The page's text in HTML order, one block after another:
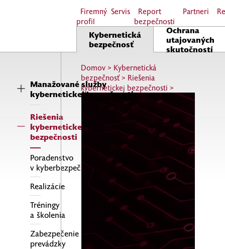
Firemný
profil
Servis
Report
bezpečnosti
Partneri
Kybernetická
bezpečnosť
Ochrana
utajovaných
skutočností
Domov> Kybernetická
bezpečnosť> Riešenia
kybernetickej bezpečnosti >
Ochrana kódu
Manažované služby
kybernetickej bezpečnosti
Riešenia
kybernetickej
bezpečnosti
Poradenstvo
v kyberbezpečnosti
Realizácie
Tréningy
a školenia
Zabezpečenie
prevádzky